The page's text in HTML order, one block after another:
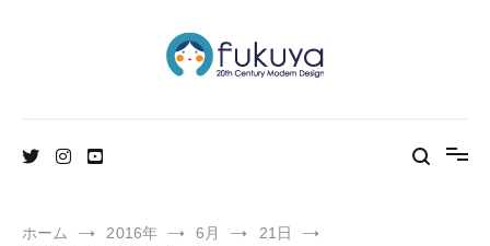
ホーム 2016年 6月
21日